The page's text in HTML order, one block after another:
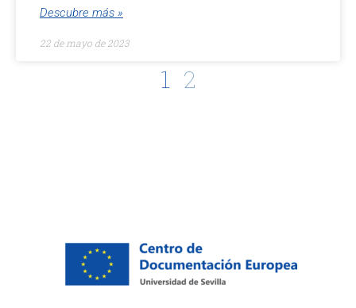
Descubre más »
22 de mayo de 2023
1 2